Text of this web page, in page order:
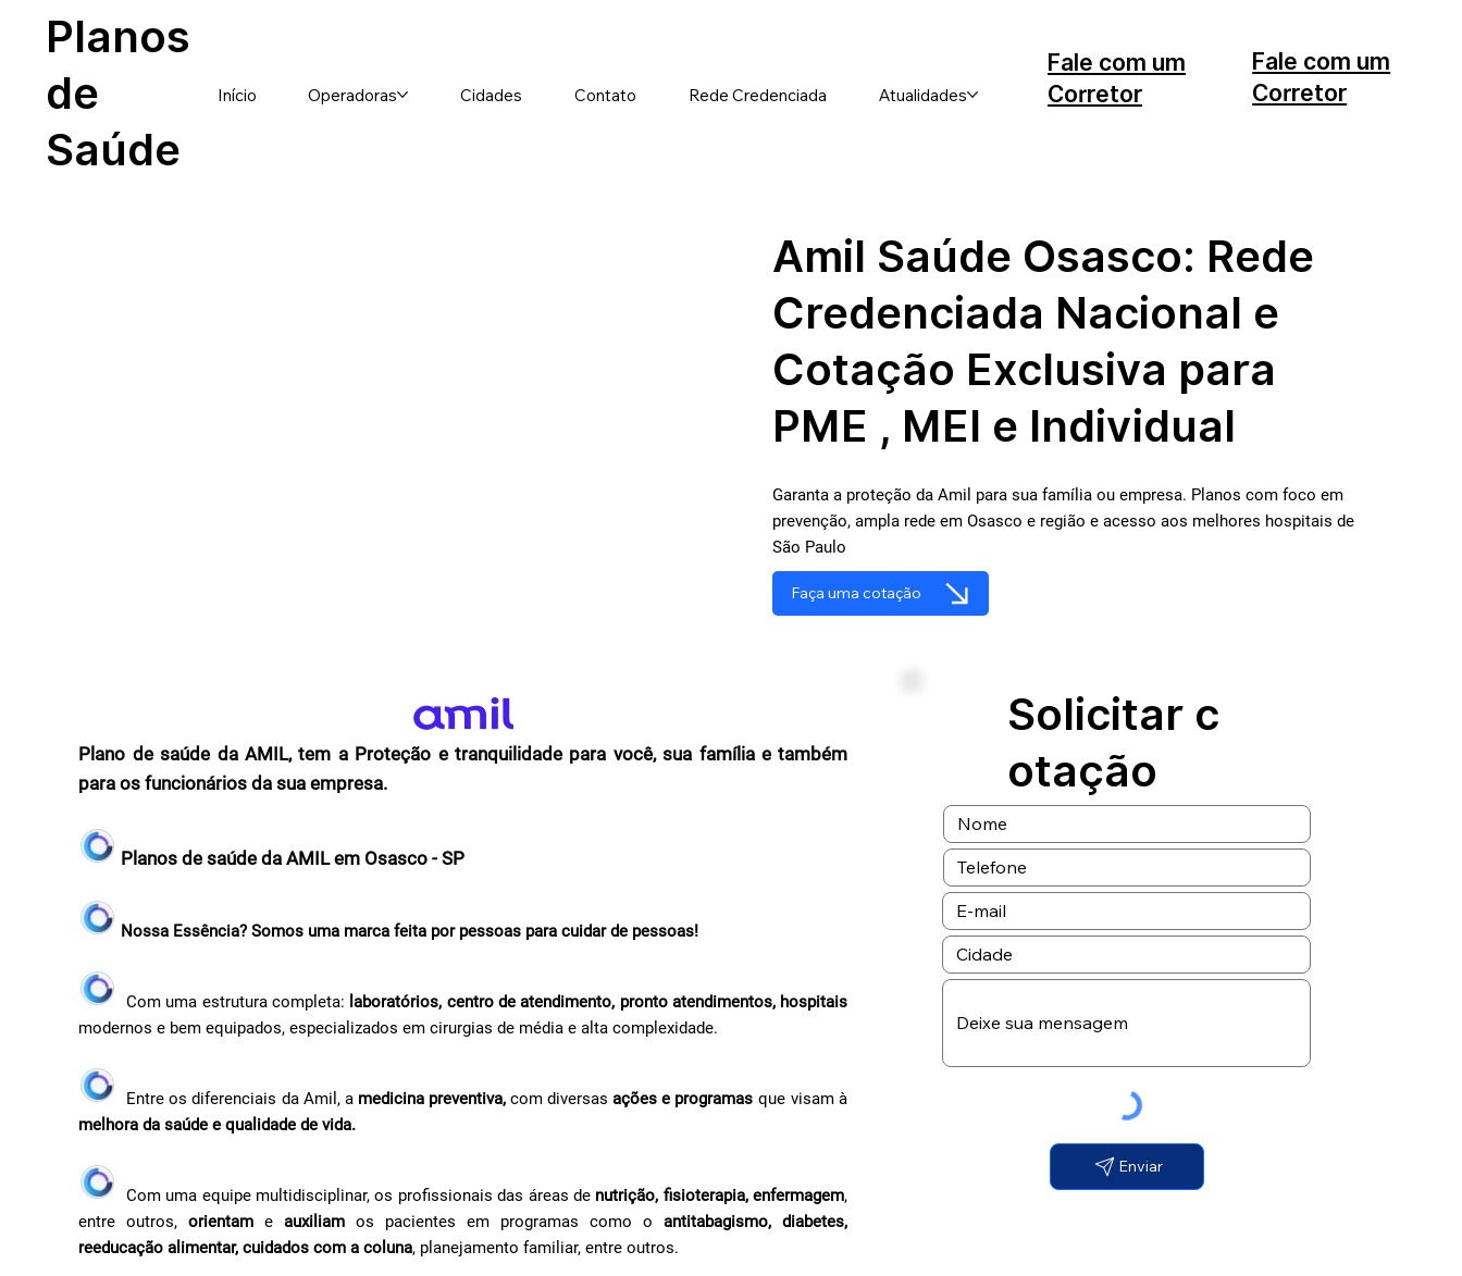
Planos
de
Saúde
Início Operadoras Cidades Contato Rede Credenciada Atualidades
Fale com um
Corretor
Fale com um
Corretor
Amil Saúde Osasco: Rede
Credenciada Nacional e
Cotação Exclusiva para
PME , MEI e Individual
Garanta a proteção da Amil para sua família ou empresa. Planos com foco em
prevenção, ampla rede em Osasco e região e acesso aos melhores hospitais de
São Paulo
Faça uma cotação
Solicitar c
otação
Enviar
Plano de saúde da AMIL, tem a Proteção e tranquilidade para você, sua família e também
para os funcionários da sua empresa.
Planos de saúde da AMIL em Osasco - SP
Nossa Essência? Somos uma marca feita por pessoas para cuidar de pessoas!
Com uma estrutura completa: laboratórios, centro de atendimento, pronto atendimentos, hospitais
modernos e bem equipados, especializados em cirurgias de média e alta complexidade.
Entre os diferenciais da Amil, a medicina preventiva, com diversasações e programas que visam à
melhora da saúde e qualidade de vida.
Com uma equipe multidisciplinar, os profissionais das áreas de nutrição, fisioterapia, enfermagem,
entre outros,orientam eauxiliam os pacientes em programas como oantitabagismo, diabetes,
reeducação alimentar, cuidados com a coluna, planejamento familiar, entre outros.